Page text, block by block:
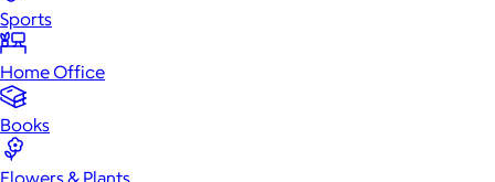
Sports
Home Office
Books